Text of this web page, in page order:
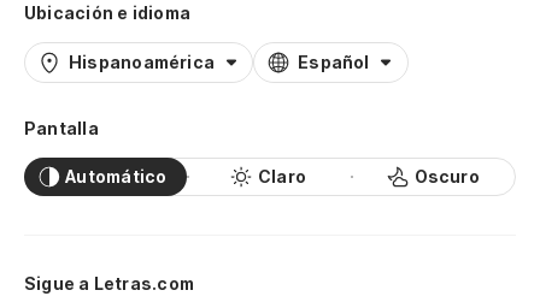
Ubicación e idioma
Hispanoamérica Español
Pantalla
Automático Claro Oscuro
Sigue a Letras.com